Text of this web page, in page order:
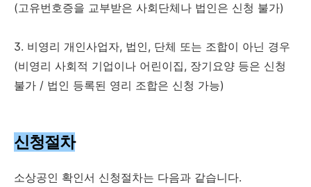
(고유번호증을 교부받은 사회단체나 법인은 신청 불가)
3. 비영리 개인사업자, 법인, 단체 또는 조합이 아닌 경우
(비영리 사회적 기업이나 어린이집, 장기요양 등은 신청
불가 / 법인 등록된 영리 조합은 신청 가능)
신청절차
소상공인 확인서 신청절차는 다음과 같습니다.